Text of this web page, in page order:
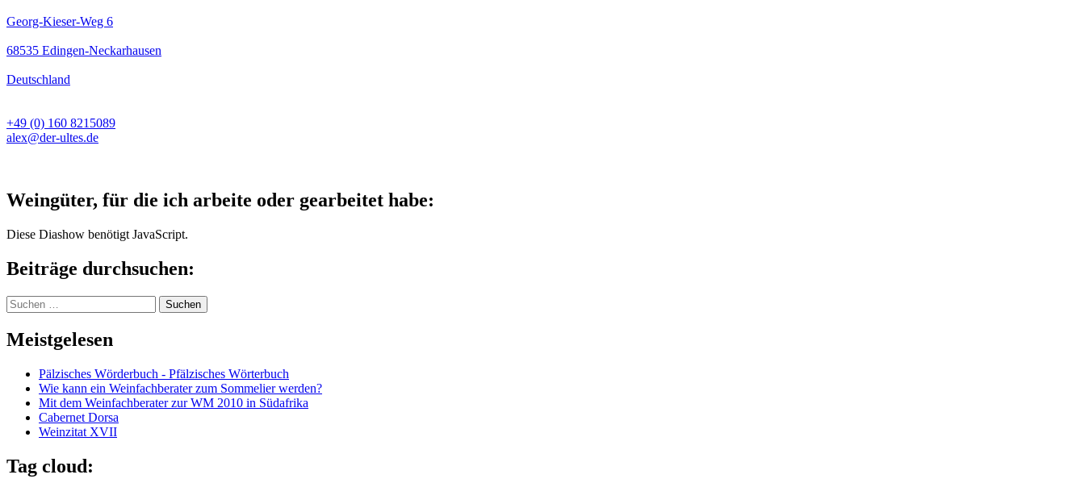
Georg-Kieser-Weg 6
68535 Edingen-Neckarhausen
Deutschland
+49 (0) 160 8215089
alex@der-ultes.de
Weingüter, für die ich arbeite oder gearbeitet habe:
Diese Diashow benötigt JavaScript.
Beiträge durchsuchen:
Suchen
nach:
Meistgelesen
Pälzisches Wörderbuch - Pfälzisches Wörterbuch
Wie kann ein Weinfachberater zum Sommelier werden?
Mit dem Weinfachberater zur WM 2010 in Südafrika
Cabernet Dorsa
Weinzitat XVII
Tag cloud: